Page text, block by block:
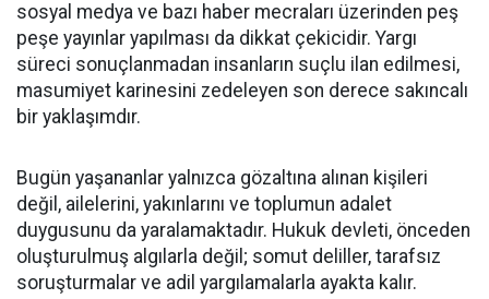
sosyal medya ve bazı haber mecraları üzerinden peş
peşe yayınlar yapılması da dikkat çekicidir. Yargı
süreci sonuçlanmadan insanların suçlu ilan edilmesi,
masumiyet karinesini zedeleyen son derece sakıncalı
bir yaklaşımdır.
Bugün yaşananlar yalnızca gözaltına alınan kişileri
değil, ailelerini, yakınlarını ve toplumun adalet
duygusunu da yaralamaktadır. Hukuk devleti, önceden
oluşturulmuş algılarla değil; somut deliller, tarafsız
soruşturmalar ve adil yargılamalarla ayakta kalır.